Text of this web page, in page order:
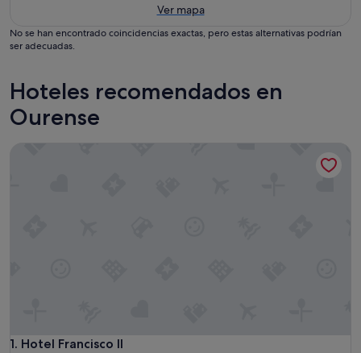
Ver mapa
No se han encontrado coincidencias exactas, pero estas alternativas podrían
ser adecuadas.
Hoteles recomendados en
Ourense
1. Hotel Francisco II
Hotel Francisco II